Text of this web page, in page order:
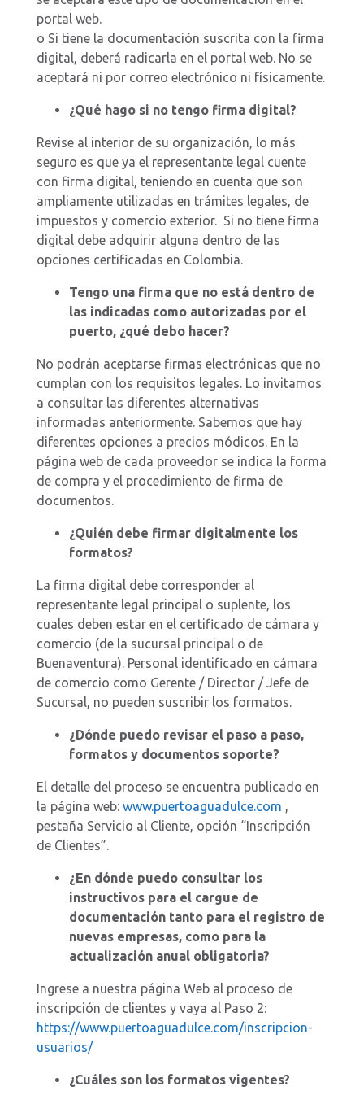
portal web.
o Si tiene la documentación suscrita con la firma
digital, deberá radicarla en el portal web. No se
aceptará ni por correo electrónico ni físicamente.
¿Qué hago si no tengo firma digital?
Revise al interior de su organización, lo más
seguro es que ya el representante legal cuente
con firma digital, teniendo en cuenta que son
ampliamente utilizadas en trámites legales, de
impuestos y comercio exterior. Si no tiene firma
digital debe adquirir alguna dentro de las
opciones certificadas en Colombia.
Tengo una firma que no está dentro de
las indicadas como autorizadas por el
puerto, ¿qué debo hacer?
No podrán aceptarse firmas electrónicas que no
cumplan con los requisitos legales. Lo invitamos
a consultar las diferentes alternativas
informadas anteriormente. Sabemos que hay
diferentes opciones a precios módicos. En la
página web de cada proveedor se indica la forma
de compra y el procedimiento de firma de
documentos.
¿Quién debe firmar digitalmente los
formatos?
La firma digital debe corresponder al
representante legal principal o suplente, los
cuales deben estar en el certificado de cámara y
comercio (de la sucursal principal o de
Buenaventura). Personal identificado en cámara
de comercio como Gerente / Director / Jefe de
Sucursal, no pueden suscribir los formatos.
¿Dónde puedo revisar el paso a paso,
formatos y documentos soporte?
El detalle del proceso se encuentra publicado en
la página web: www.puertoaguadulce.com ,
pestaña Servicio al Cliente, opción “Inscripción
de Clientes”.
¿En dónde puedo consultar los
instructivos para el cargue de
documentación tanto para el registro de
nuevas empresas, como para la
actualización anual obligatoria?
Ingrese a nuestra página Web al proceso de
inscripción de clientes y vaya al Paso 2:
https://www.puertoaguadulce.com/inscripcion-
usuarios/
¿Cuáles son los formatos vigentes?